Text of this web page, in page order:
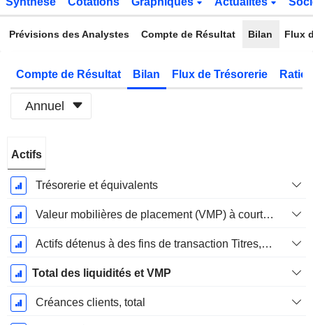
Prévisions des Analystes Compte de Résultat Bilan Flux
Compte de Résultat Bilan Flux de Trésorerie
Annuel
Fiscale:
Décembre
Actifs
Trésorerie et équivalents
Valeur mobilières de placement (VMP) à court terme
Actifs détenus à des fins de transaction Titres, totalActifs détenus à des fins de transactions (Trading), Total.
Total des liquidités et VMP
Créances clients, total